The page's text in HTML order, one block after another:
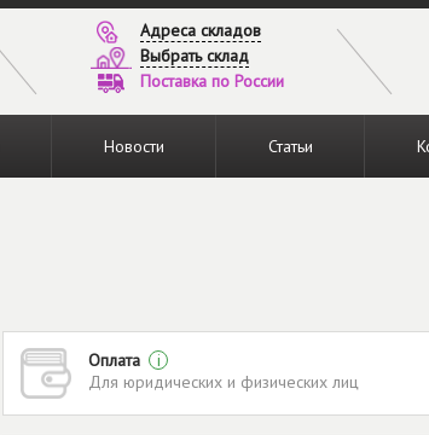
Адреса складов
Выбрать склад
Поставка по России
Новости Статьи
Оплата
i
Для юридических и физических лиц